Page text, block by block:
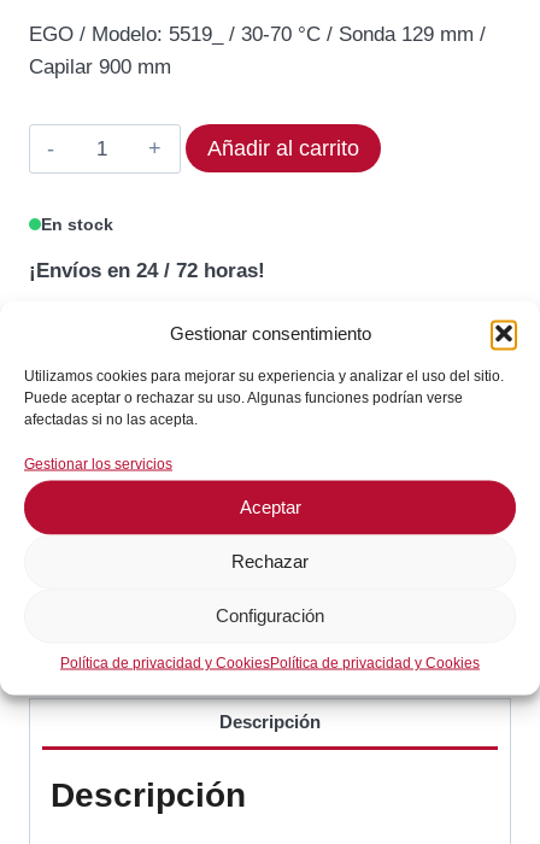
Gestionar consentimiento
Utilizamos cookies para mejorar su experiencia y analizar el uso del sitio.
Puede aceptar o rechazar su uso. Algunas funciones podrían verse
afectadas si no las acepta.
Gestionar los servicios
Aceptar
Rechazar
Configuración
Política de privacidad y CookiesPolítica de privacidad y Cookies
original
85,56€.
actual
72,73€.
EGO / Modelo: 5519_ / 30-70 °C / Sonda 129 mm /
Capilar 900 mm
Termostato
EGO
Rango
30
cantidad
Añadir al carrito
En stock
¡Envíos en 24 / 72 horas!
Descripción
Descripción